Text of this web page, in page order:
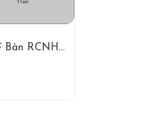
Thùng Rác Để Bàn RCNHUA137